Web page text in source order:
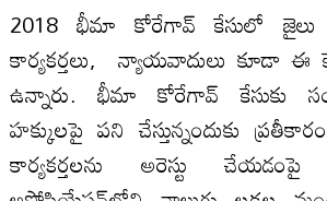
2018 భీమా కోరేగావ్ కేసులో జైలు
కార్యకర్తలు, న్యాయవాదులు కూడా ఈ
ఉన్నారు. భీమా కోరేగావ్‌ కేసుకు
హక్కులపై పని చేస్తున్నందుకు
కార్యకర్తలను అరెస్టు